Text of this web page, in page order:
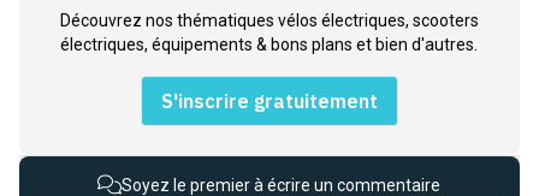
Découvrez nos thématiques vélos électriques, scooters
électriques, équipements & bons plans et bien d'autres.
S'inscrire gratuitement
Soyez le premier à écrire un commentaire